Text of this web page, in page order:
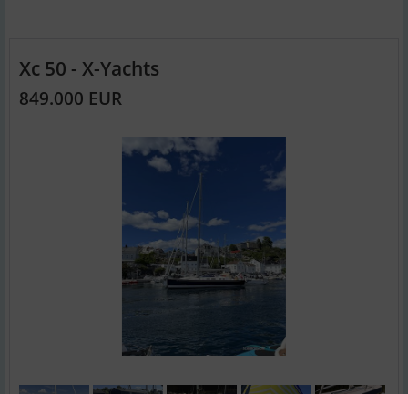
Xc 50 - X-Yachts
849.000 EUR